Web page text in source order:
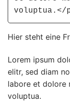
voluptua.</
Hier steht eine
Lorem ipsum
elitr, sed diam
labore et dolore
voluptua.